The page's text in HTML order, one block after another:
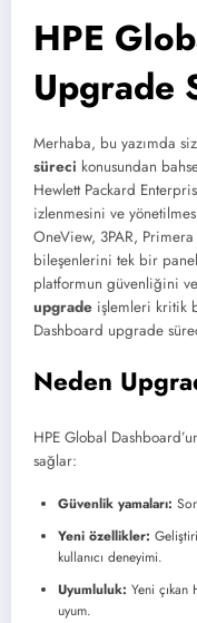
HPE
Upgrade
Merhaba, bu yazımda
süreci konusundan
Hewlett Packard
izlenmesini ve
OneView, 3PAR,
bileşenlerini tek bir
platformun güvenliğini
upgrade işlemleri kritik
Dashboard upgrade
Neden
HPE Global
sağlar:
Güvenlik yamaları:
Yeni özellikler:
kullanıcı deneyimi.
Uyumluluk: Yeni çıkan
uyum.